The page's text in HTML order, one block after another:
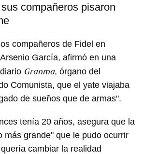
compañeros pisaron
compañeros de Fidel en
García, afirmó en una
Granma, órgano del
Comunista, que el yate viajaba
de sueños que de armas".
tenía 20 años, asegura que la
más grande" que le pudo ocurrir
cambiar la realidad